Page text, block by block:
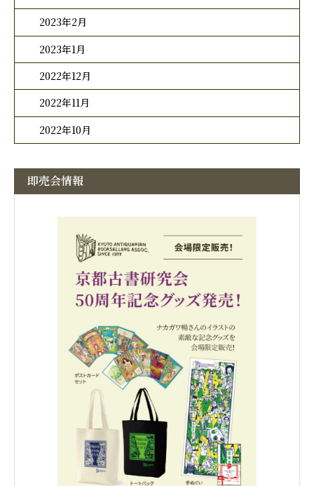
2023年2月
2023年1月
2022年12月
2022年11月
2022年10月
即売会情報